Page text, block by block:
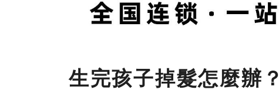
生完孩子掉髮怎麼辦？